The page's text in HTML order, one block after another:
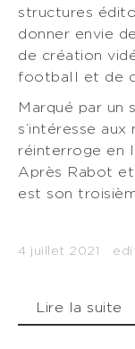
structures
donner envie
de création
football et de
Marqué par un
s’intéresse aux
réinterroge en
Après Rabot
est son
4 juillet 2021
Lire la suite